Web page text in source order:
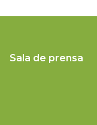
Sala de prensa